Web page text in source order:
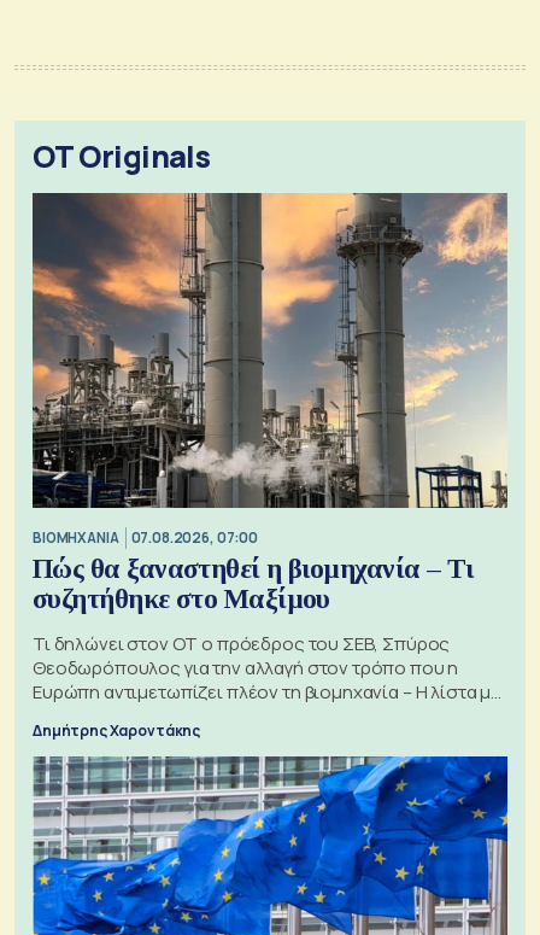
OT Originals
ΒΙΟΜΗΧΑΝΙΑ 07.08.2026, 07:00
Πώς θα ξαναστηθεί η βιομηχανία – Τι
συζητήθηκε στο Μαξίμου
Τι δηλώνει στον ΟΤ ο πρόεδρος του ΣΕΒ, Σπύρος
Θεοδωρόπουλος για την αλλαγή στον τρόπο που η
Ευρώπη αντιμετωπίζει πλέον τη βιομηχανία – Η λίστα με
Δημήτρης Χαροντάκης